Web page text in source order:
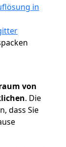
in
von
. Die
dass Sie